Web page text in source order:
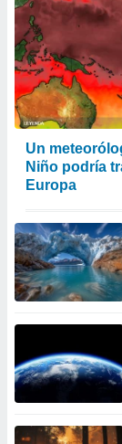
e
mediante
publicidad
publicidad
Un
Niño podría
Europa